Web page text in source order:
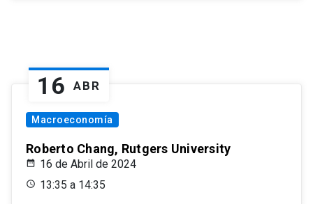
16 ABR
Macroeconomía
Roberto Chang, Rutgers University
16 de Abril de 2024
13:35 a 14:35